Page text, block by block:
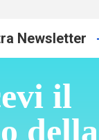
Newsletter
il
della